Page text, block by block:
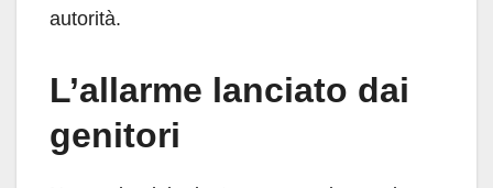
autorità.
L’allarme lanciato dai
genitori